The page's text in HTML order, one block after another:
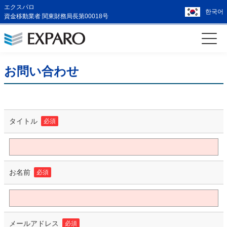
エクスパロ
資金移動業者 関東財務局長第00018号
한국어
お問い合わせ
タイトル 必須
お名前 必須
メールアドレス 必須